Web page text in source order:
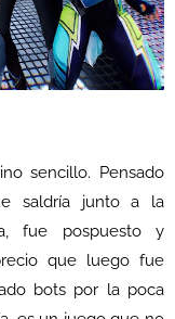
sencillo. Pensado
saldría junto a la
fue pospuesto y
que luego fue
bots por la poca